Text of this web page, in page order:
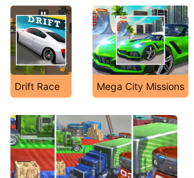
Drift Race Mega City Missions